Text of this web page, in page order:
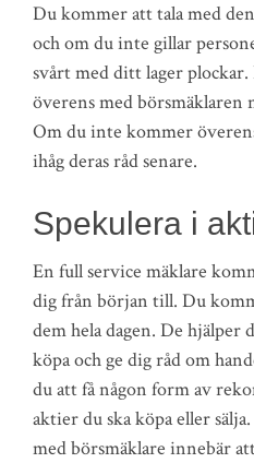
Du kommer att tala med
och om du inte gillar
svårt med ditt lager
överens med börsmäklaren
Om du inte kommer
ihåg deras råd senare.
Spekulera i
En full service mäklare
dig från början till. Du
dem hela dagen. De
köpa och ge dig råd om
du att få någon form av
aktier du ska köpa eller
med börsmäklare innebär